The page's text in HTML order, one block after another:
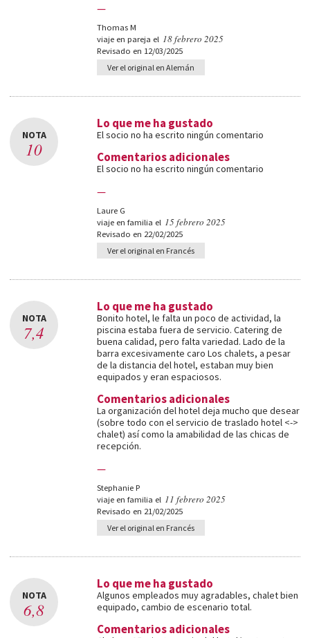
—
Thomas M
viaje en pareja el 18 febrero 2025
Revisado en 12/03/2025
Ver el original en Alemán
NOTA
10
Lo que me ha gustado
El socio no ha escrito ningún comentario
Comentarios adicionales
El socio no ha escrito ningún comentario
—
Laure G
viaje en familia el 15 febrero 2025
Revisado en 22/02/2025
Ver el original en Francés
NOTA
7,4
Lo que me ha gustado
Bonito hotel, le falta un poco de actividad, la
piscina estaba fuera de servicio. Catering de
buena calidad, pero falta variedad. Lado de la
barra excesivamente caro Los chalets, a pesar
de la distancia del hotel, estaban muy bien
equipados y eran espaciosos.
Comentarios adicionales
La organización del hotel deja mucho que desear
(sobre todo con el servicio de traslado hotel <->
chalet) así como la amabilidad de las chicas de
recepción.
—
Stephanie P
viaje en familia el 11 febrero 2025
Revisado en 21/02/2025
Ver el original en Francés
NOTA
6,8
Lo que me ha gustado
Algunos empleados muy agradables, chalet bien
equipado, cambio de escenario total.
Comentarios adicionales